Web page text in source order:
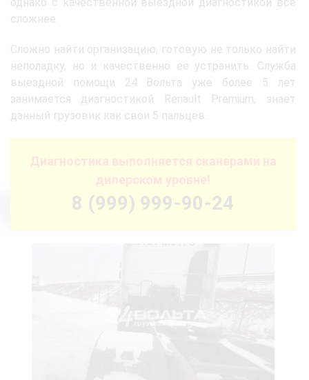
сложнее.
Сложно найти организацию, готовую не только найти
неполадку, но и качественно ее устранить. Служба
выездной помощи 24 Вольта уже более 5 лет
занимается диагностикой Renault Premium, знает
данный грузовик как свои 5 пальцев.
Диагностика выполняется сканерами на
дилерском уровне!
8 (999) 999-90-24